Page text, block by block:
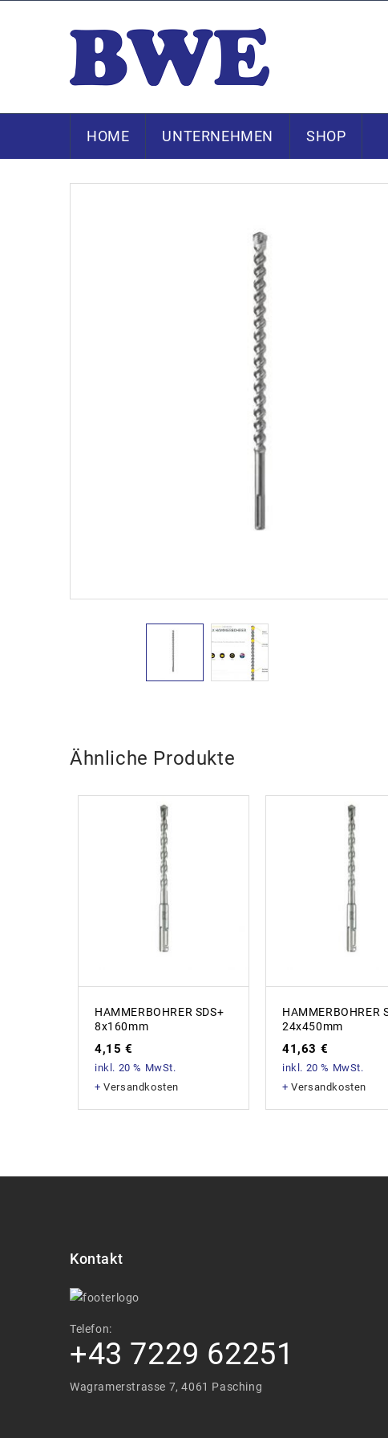
HOME UNTERNEHMEN SHOP
Ähnliche Produkte
HAMMERBOHRER SDS+
8x160mm
4,15 €
inkl. 20 % MwSt.
+Versandkosten
HAMMERBOHRER
24x450mm
41,63 €
inkl. 20 % MwSt.
+Versandkosten
Kontakt
Telefon:
+43 7229 62251
Wagramerstrasse 7, 4061 Pasching